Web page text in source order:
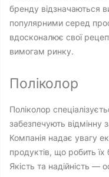
бренду відзначаються
популярними серед
вдосконалює свої
вимогам ринку.
Поліколор
Поліколор
забезпечують відмінну
Компанія надає увагу
продуктів, що робить
Якість та надійність —